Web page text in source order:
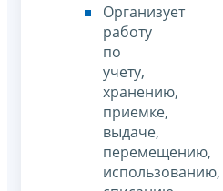
Организует
работу
по
учету,
хранению,
приемке,
выдаче,
перемещению,
использованию,